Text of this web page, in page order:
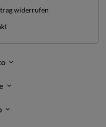
widerrufen